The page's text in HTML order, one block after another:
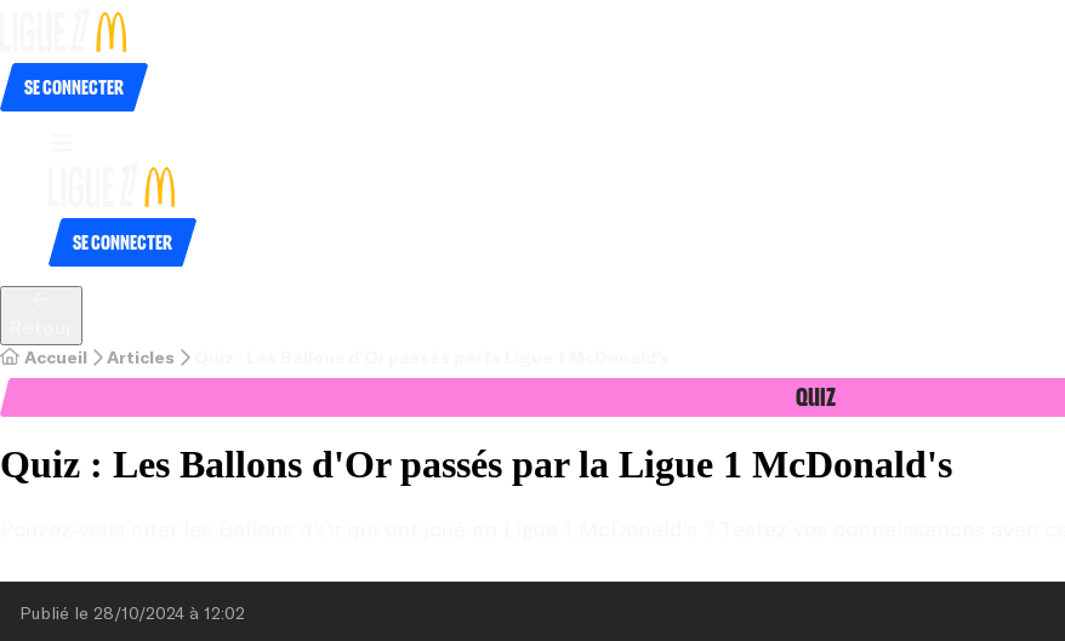
Se connecter
Se connecter
Accueil Articles
Quiz
Quiz : Les Ballons d'Or passés par la Ligue 1 McDonald's
Publié le 28/10/2024 à 12:02